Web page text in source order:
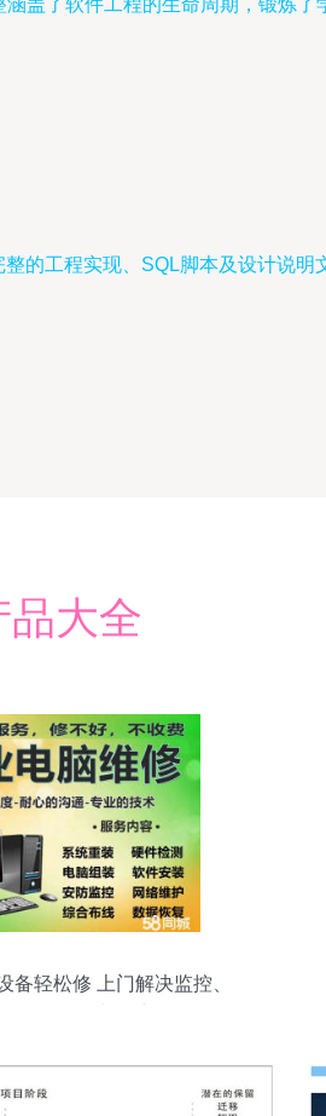
盖了软件工程的生命周期，锻炼
的工程实现、SQL脚本及设计说
品大全
备轻松修 上门解决监控、